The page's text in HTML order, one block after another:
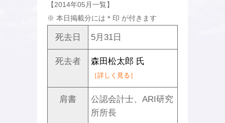
【2014年05月一覧】
※ 本日掲載分には ＊ 印 が付きます
死去日 5月31日
死去者 森田松太郎 氏
［詳しく見る］
肩書
公認会計士、ARI研究
所所長